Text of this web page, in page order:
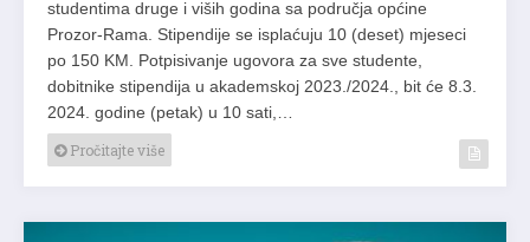
studentima druge i viših godina sa područja općine
Prozor-Rama. Stipendije se isplaćuju 10 (deset) mjeseci
po 150 KM. Potpisivanje ugovora za sve studente,
dobitnike stipendija u akademskoj 2023./2024., bit će 8.3.
2024. godine (petak) u 10 sati,…
Pročitajte više